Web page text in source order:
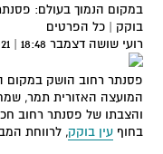
במקום הנמוך בעולם:
בוקק | כל הפרטים
רועי שושה דצמבר 16th, 2021 | 18:48
פסנתר רחוב הושק במקום
המועצה האזורית תמר,
בחוףעין בוקק, לרווחת